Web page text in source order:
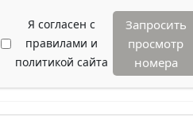
Я согласен с
правилами и
политикой сайта
Запросить
просмотр
номера